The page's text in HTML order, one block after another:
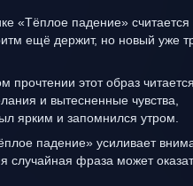
«Тёплое падение» считается
ещё держит, но новый уже
прочтении этот образ
и вытесненные чувства,
ярким и запомнился утром.
падение» усиливает
случайная фраза может